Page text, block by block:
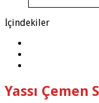
İçindekiler
Yassı Çemen